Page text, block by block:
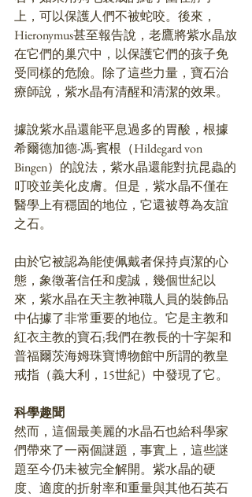
上，可以保護人們不被蛇咬。後來，
Hieronymus甚至報告說，老鷹將紫水晶放
在它們的巢穴中，以保護它們的孩子免
受同樣的危險。除了這些力量，寶石治
療師說，紫水晶有清醒和清潔的效果。
據說紫水晶還能平息過多的胃酸，根據
希爾德加德-馮-賓根（Hildegard von
Bingen）的說法，紫水晶還能對抗昆蟲的
叮咬並美化皮膚。但是，紫水晶不僅在
醫學上有穩固的地位，它還被尊為友誼
之石。
由於它被認為能使佩戴者保持貞潔的心
態，象徵著信任和虔誠，幾個世紀以
來，紫水晶在天主教神職人員的裝飾品
中佔據了非常重要的地位。它是主教和
紅衣主教的寶石;我們在教長的十字架和
普福爾茨海姆珠寶博物館中所謂的教皇
戒指（義大利，15世紀）中發現了它。
科學趣聞
然而，這個最美麗的水晶石也給科學家
們帶來了一兩個謎題，事實上，這些謎
題至今仍未被完全解開。紫水晶的硬
度、適度的折射率和重量與其他石英石